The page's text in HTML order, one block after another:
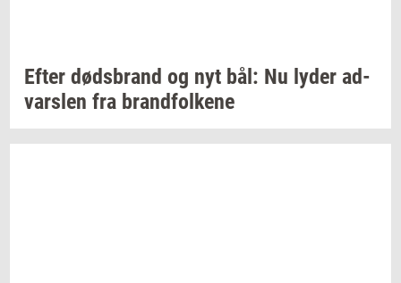
Efter døds­brand og nyt bål: Nu lyder ad­
vars­len fra brand­fol­ke­ne